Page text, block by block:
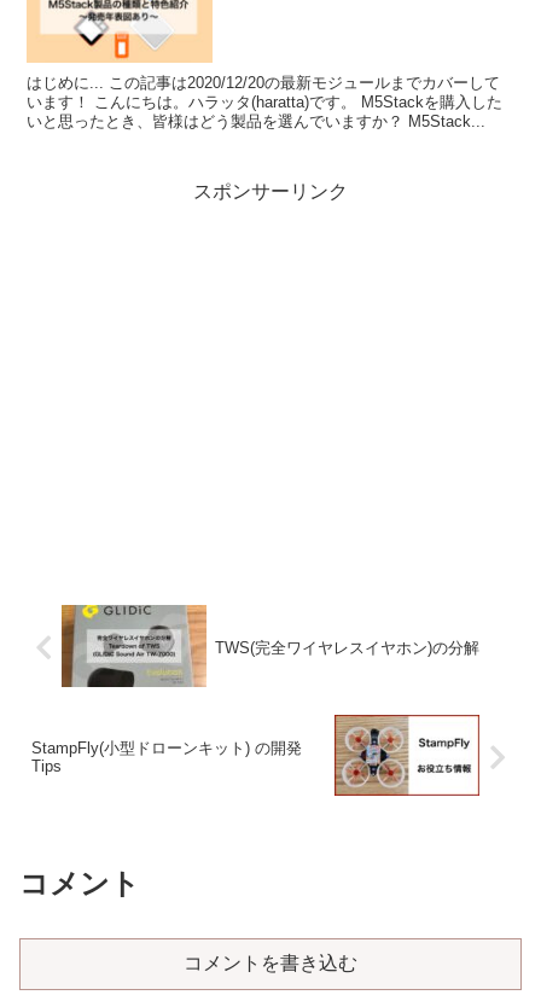
はじめに... この記事は2020/12/20の最新モジュールまでカバーして
います！ こんにちは。ハラッタ(haratta)です。 M5Stackを購入した
いと思ったとき、皆様はどう製品を選んでいますか？ M5Stack...
スポンサーリンク
TWS(完全ワイヤレスイヤホン)の分解
StampFly(小型ドローンキット) の開発
Tips
コメント
コメントを書き込む